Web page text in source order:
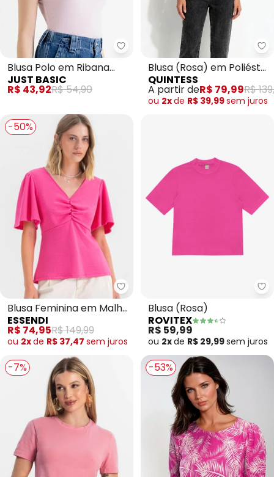
Just Basic - Blusa Polo em
Blusa Polo em Ribana
Básica (Rosa)
JUST BASIC
R$ 43,92R$ 54,90
Blusa (Rosa) em Poliéster
com Elastano
QUINTESS
A partir deR$ 79,99R$
ou 2xde R$ 39,99sem juros
-50%
Essendi - Blusa Feminina em
Blusa Feminina em Malha
(Rosa)
ESSENDI
R$ 74,95R$ 149,99
ou 2xde R$ 37,47 sem juros
Blusa (Rosa)
ROVITEX
R$ 59,99
ou 2xde R$ 29,99sem juros
-7% -53%